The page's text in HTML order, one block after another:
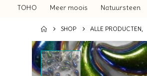
TOHO Meer moois Natuursteen
SHOP ALLE PRODUCTEN,